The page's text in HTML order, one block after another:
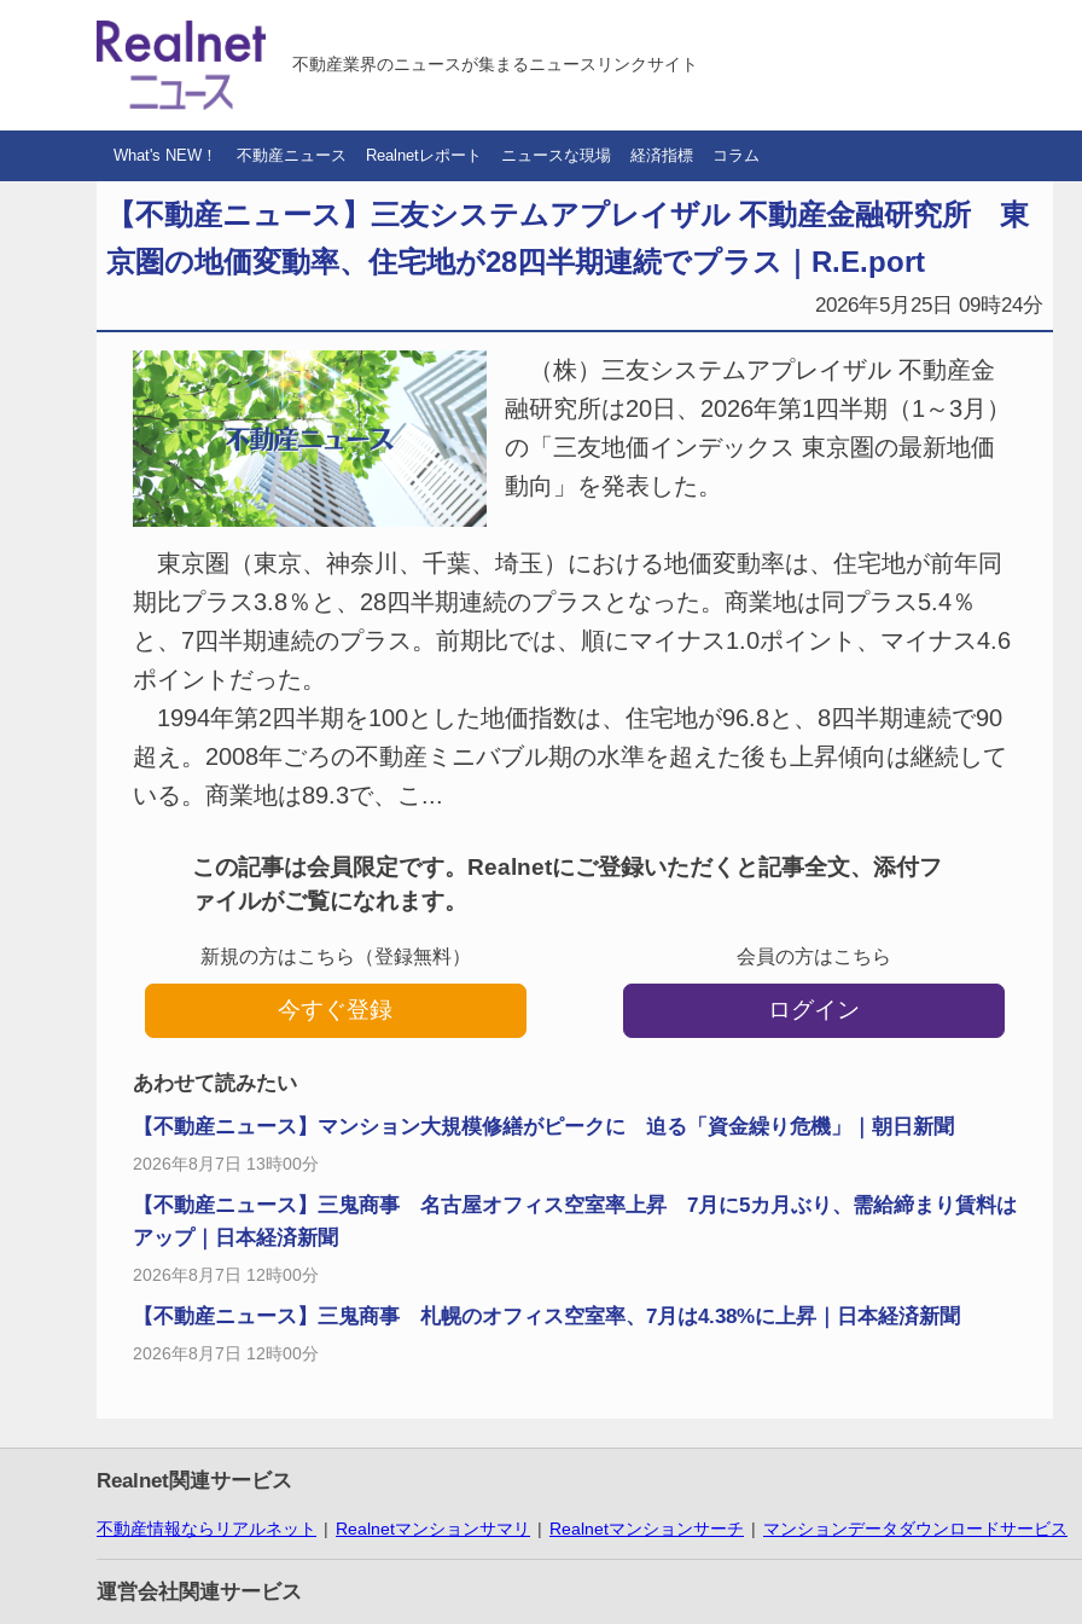
不動産業界のニュースが集まるニュースリンクサイト
What's NEW！ 不動産ニュース Realnetレポート ニュースな現場 経済指標 コラム
【不動産ニュース】三友システムアプレイザル 不動産金融研究所 東
京圏の地価変動率、住宅地が28四半期連続でプラス｜R.E.port
2026年5月25日 09時24分
（株）三友システムアプレイザル 不動産金
融研究所は20日、2026年第1四半期（1～3月）
の「三友地価インデックス 東京圏の最新地価
動向」を発表した。
東京圏（東京、神奈川、千葉、埼玉）における地価変動率は、住宅地が前年同
期比プラス3.8％と、28四半期連続のプラスとなった。商業地は同プラス5.4％
と、7四半期連続のプラス。前期比では、順にマイナス1.0ポイント、マイナス4.6
ポイントだった。
1994年第2四半期を100とした地価指数は、住宅地が96.8と、8四半期連続で90
超え。2008年ごろの不動産ミニバブル期の水準を超えた後も上昇傾向は継続して
いる。商業地は89.3で、こ...
この記事は会員限定です。Realnetにご登録いただくと記事全文、添付フ
ァイルがご覧になれます。
新規の方はこちら（登録無料）
今すぐ登録
会員の方はこちら
ログイン
あわせて読みたい
【不動産ニュース】マンション大規模修繕がピークに 迫る「資金繰り危機」｜朝日新聞
2026年8月7日 13時00分
【不動産ニュース】三鬼商事 名古屋オフィス空室率上昇 7月に5カ月ぶり、需給締まり賃料は
アップ｜日本経済新聞
2026年8月7日 12時00分
【不動産ニュース】三鬼商事 札幌のオフィス空室率、7月は4.38%に上昇｜日本経済新聞
2026年8月7日 12時00分
Realnet関連サービス
不動産情報ならリアルネット Realnetマンションサマリ Realnetマンションサーチ マンションデータダウンロードサービス
運営会社関連サービス